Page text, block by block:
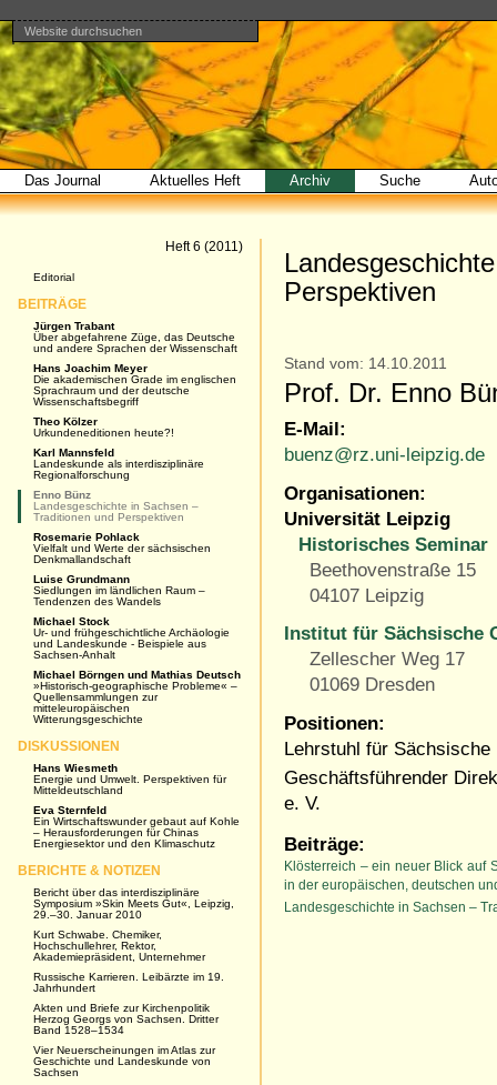
Direkt
zum
Inhalt
|
Direkt
zur
Navigation
Benutzerspezifische
Werkzeuge
Website durchsuchen
Erweiterte
Suche…
Bereiche
Das Journal Aktuelles Heft Archiv Suche
Perspektiven
Stand vom: 14.10.2011
Prof. Dr. Enno
E-Mail:
buenz@rz.uni-leipzig.de
Organisationen:
Universität Leipzig
Historisches Seminar
Beethovenstraße 15
04107 Leipzig
Institut für Sächsische
Zellescher Weg 17
01069 Dresden
Positionen:
Lehrstuhl für Sächsische
Geschäftsführender
e. V.
Beiträge:
Klösterreich – ein neuer Blick auf
in der europäischen, deutschen
Landesgeschichte in Sachsen –
Heft 6 (2011)
Editorial
BEITRÄGE
Jürgen Trabant
Über abgefahrene Züge, das Deutsche
und andere Sprachen der Wissenschaft
Hans Joachim Meyer
Die akademischen Grade im englischen
Sprachraum und der deutsche
Wissenschaftsbegriff
Theo Kölzer
Urkundeneditionen heute?!
Karl Mannsfeld
Landeskunde als interdisziplinäre
Regionalforschung
Enno Bünz
Landesgeschichte in Sachsen –
Traditionen und Perspektiven
Rosemarie Pohlack
Vielfalt und Werte der sächsischen
Denkmallandschaft
Luise Grundmann
Siedlungen im ländlichen Raum –
Tendenzen des Wandels
Michael Stock
Ur- und frühgeschichtliche Archäologie
und Landeskunde - Beispiele aus
Sachsen-Anhalt
Michael Börngen und Mathias Deutsch
»Historisch-geographische Probleme« –
Quellensammlungen zur
mitteleuropäischen
Witterungsgeschichte
DISKUSSIONEN
Hans Wiesmeth
Energie und Umwelt. Perspektiven für
Mitteldeutschland
Eva Sternfeld
Ein Wirtschaftswunder gebaut auf Kohle
– Herausforderungen für Chinas
Energiesektor und den Klimaschutz
BERICHTE & NOTIZEN
Bericht über das interdisziplinäre
Symposium »Skin Meets Gut«, Leipzig,
29.–30. Januar 2010
Kurt Schwabe. Chemiker,
Hochschullehrer, Rektor,
Akademiepräsident, Unternehmer
Russische Karrieren. Leibärzte im 19.
Jahrhundert
Akten und Briefe zur Kirchenpolitik
Herzog Georgs von Sachsen. Dritter
Band 1528–1534
Vier Neuerscheinungen im Atlas zur
Geschichte und Landeskunde von
Sachsen